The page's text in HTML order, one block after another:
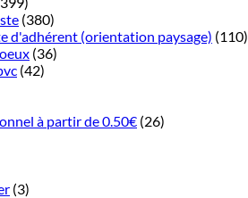
(380)
d'adhérent (orientation paysage) (110)
(36)
(42)
à partir de 0.50€ (26)
(3)